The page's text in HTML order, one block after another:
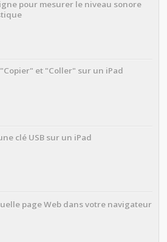
pour mesurer le niveau sonore
et "Coller" sur un iPad
clé USB sur un iPad
page Web dans votre navigateur